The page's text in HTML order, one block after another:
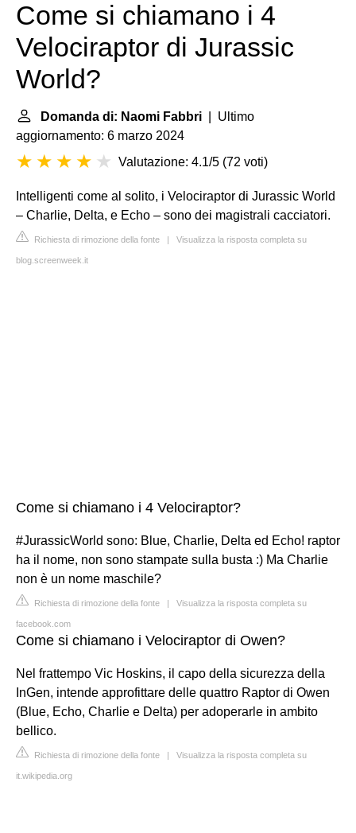
Come si chiamano i 4
Velociraptor di Jurassic
World?
Domanda di: Naomi Fabbri | Ultimo
aggiornamento: 6 marzo 2024
Valutazione: 4.1/5 (72 voti)
Intelligenti come al solito, i Velociraptor di Jurassic World
– Charlie, Delta, e Echo – sono dei magistrali cacciatori.
Richiesta di rimozione della fonte | Visualizza la risposta completa su
blog.screenweek.it
Come si chiamano i 4 Velociraptor?
#JurassicWorld sono: Blue, Charlie, Delta ed Echo! raptor
ha il nome, non sono stampate sulla busta :) Ma Charlie
non è un nome maschile?
Richiesta di rimozione della fonte | Visualizza la risposta completa su
facebook.com
Come si chiamano i Velociraptor di Owen?
Nel frattempo Vic Hoskins, il capo della sicurezza della
InGen, intende approfittare delle quattro Raptor di Owen
(Blue, Echo, Charlie e Delta) per adoperarle in ambito
bellico.
Richiesta di rimozione della fonte | Visualizza la risposta completa su
it.wikipedia.org